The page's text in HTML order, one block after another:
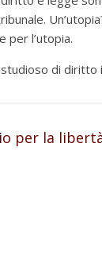
per l’utopia.
di diritto
per la